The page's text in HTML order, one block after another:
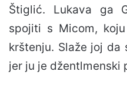
Štiglić. Lukava ga
spojiti s Micom,
krštenju. Slaže joj
jer ju je džentlmenski